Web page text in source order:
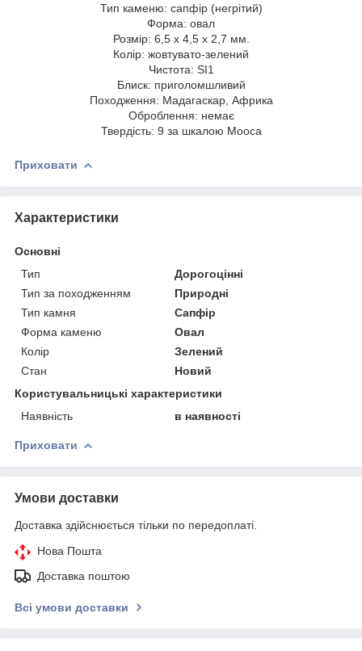
Тип каменю: сапфір (негрітий)
Форма: овал
Розмір: 6,5 x 4,5 x 2,7 мм.
Колір: жовтувато-зелений
Чистота: SI1
Блиск: приголомшливий
Походження: Мадагаскар, Африка
Оброблення: немає
Твердість: 9 за шкалою Мооса
Приховати
Характеристики
Основні
Тип
Дорогоцінні
Тип за походженням
Природні
Тип камня
Сапфір
Форма каменю
Овал
Колір
Зелений
Стан
Новий
Користувальницькі характеристики
Наявність
в наявності
Приховати
Умови доставки
Доставка здійснюється тільки по передоплаті.
Нова Пошта
Доставка поштою
Всі умови доставки